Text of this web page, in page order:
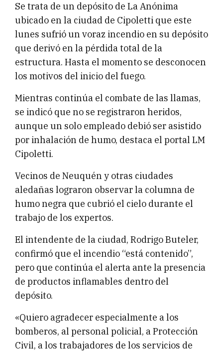
Se trata de un depósito de La Anónima
ubicado en la ciudad de Cipoletti que este
lunes sufrió un voraz incendio en su depósito
que derivó en la pérdida total de la
estructura. Hasta el momento se desconocen
los motivos del inicio del fuego.
Mientras continúa el combate de las llamas,
se indicó que no se registraron heridos,
aunque un solo empleado debió ser asistido
por inhalación de humo, destaca el portal LM
Cipoletti.
Vecinos de Neuquén y otras ciudades
aledañas lograron observar la columna de
humo negra que cubrió el cielo durante el
trabajo de los expertos.
El intendente de la ciudad, Rodrigo Buteler,
confirmó que el incendio “está contenido”,
pero que continúa el alerta ante la presencia
de productos inflamables dentro del
depósito.
«Quiero agradecer especialmente a los
bomberos, al personal policial, a Protección
Civil, a los trabajadores de los servicios de